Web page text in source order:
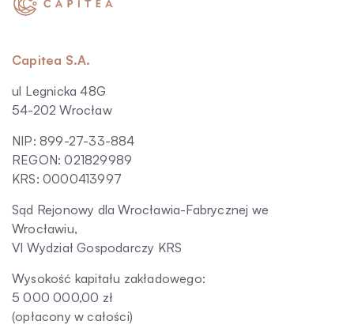
Capitea S.A.
ul Legnicka 48G
54-202 Wrocław
NIP: 899-27-33-884
REGON: 021829989
KRS: 0000413997
Sąd Rejonowy dla Wrocławia-Fabrycznej we
Wrocławiu,
VI Wydział Gospodarczy KRS
Wysokość kapitału zakładowego:
5 000 000,00 zł
(opłacony w całości)